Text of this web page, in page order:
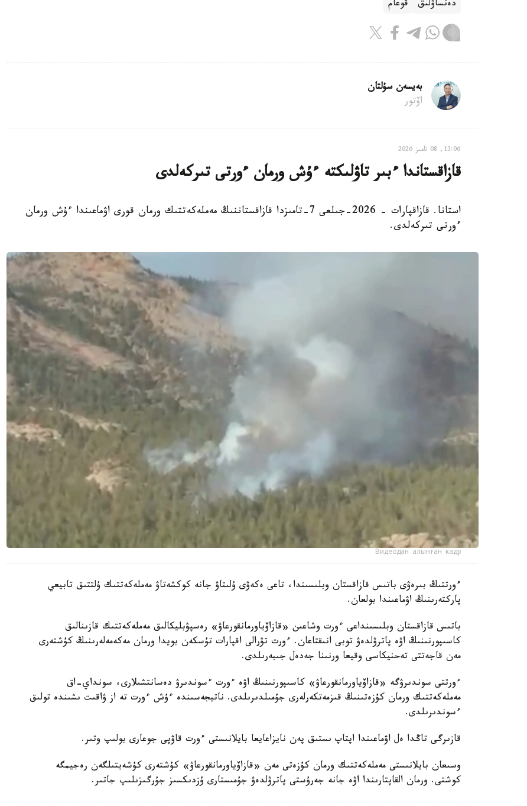
دەنساۋلىق قوعام
بەيسەن سۇلتان
اۆتور
13:06, 08 تامىز 2026
قازاقستاندا ءبىر تاۋلىكتە ءۇش ورمان ءورتى تىركەلدى
استانا. قازاقپارات - 2026-جىلعى 7-تامىزدا قازاقستاننىڭ مەملەكەتتىك ورمان قورى اۋماعىندا ءۇش ورمان
ءورتى تىركەلدى.
Видеодан алынған кадр
ءورتتىڭ بىرەۋى باتىس قازاقستان وبلىسىندا، تاعى ەكەۋى ۇلىتاۋ جانە كوكشەتاۋ مەملەكەتتىك ۇلتتىق تابيعي
پاركتەرىنىڭ اۋماعىندا بولعان.
باتىس قازاقستان وبلىسىنداعى ءورت وشاعىن «قازاۆياورمانقورعاۋ» رەسپۋبليكالىق مەملەكەتتىك قازىنالىق
كاسىپورنىنىڭ اۋە پاترۋلدەۋ توبى انىقتاعان. ءورت تۋرالى اقپارات تۇسكەن بويدا ورمان مەكەمەلەرىنىڭ كۇشتەرى
مەن قاجەتتى تەحنيكاسى وقيعا ورنىنا جەدەل جىبەرىلدى.
ءورتتى سوندىرۋگە «قازاۆياورمانقورعاۋ» كاسىپورنىنىڭ اۋە ءورت ءسوندىرۋ دەسانتشىلارى، سونداي-اق
مەملەكەتتىك ورمان كۇزەتىنىڭ قىزمەتكەرلەرى جۇمىلدىرىلدى. ناتيجەسىندە ءۇش ءورت تە از ۋاقىت ىشىندە تولىق
ءسوندىرىلدى.
قازىرگى تاڭدا ەل اۋماعىندا اپتاپ ىستىق پەن نايزاعايعا بايلانىستى ءورت قاۋپى جوعارى بولىپ وتىر.
وسىعان بايلانىستى مەملەكەتتىك ورمان كۇزەتى مەن «قازاۆياورمانقورعاۋ» كۇشتەرى كۇشەيتىلگەن رەجيمگە
كوشتى. ورمان القاپتارىندا اۋە جانە جەرۇستى پاترۋلدەۋ جۇمىستارى ۇزدىكسىز جۇرگىزىلىپ جاتىر.